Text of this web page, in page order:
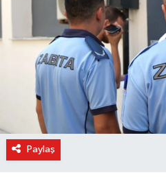
Paylaş